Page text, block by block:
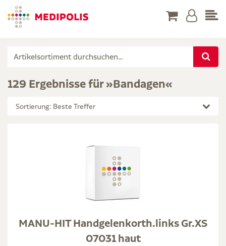
129 Ergebnisse für »Bandagen«
Sortierung: Beste Treffer
MANU-HIT Handgelenkorth.links Gr.XS
07031 haut